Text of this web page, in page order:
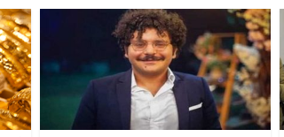
(بروفايل)